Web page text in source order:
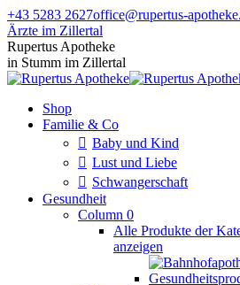
Zum
Inhalt
springen
+43 5283 2627office@rupertus-
Ärzte im Zillertal
Facebook
page
opens
new
window
Instagram
page
opens
new
window
Rupertus Apotheke
in Stumm im Zillertal
Shop
Familie & Co
Baby und Kind
Lust und Liebe
Schwangerschaft
Gesundheit
Column 0
Alle Produkte der
anzeigen